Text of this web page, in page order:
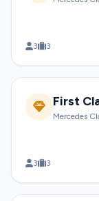
3 3
First
Mercedes
3 3